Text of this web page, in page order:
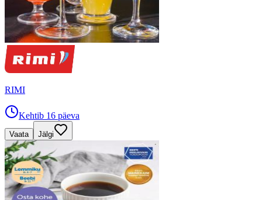
RIMI
Kehtib 16 päeva
Vaata Jälgi